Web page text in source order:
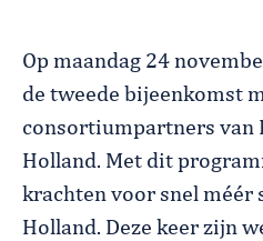
Op maandag 24
de tweede bijeenkomst
consortiumpartners van
Holland. Met dit
krachten voor snel méér
Holland. Deze keer zijn